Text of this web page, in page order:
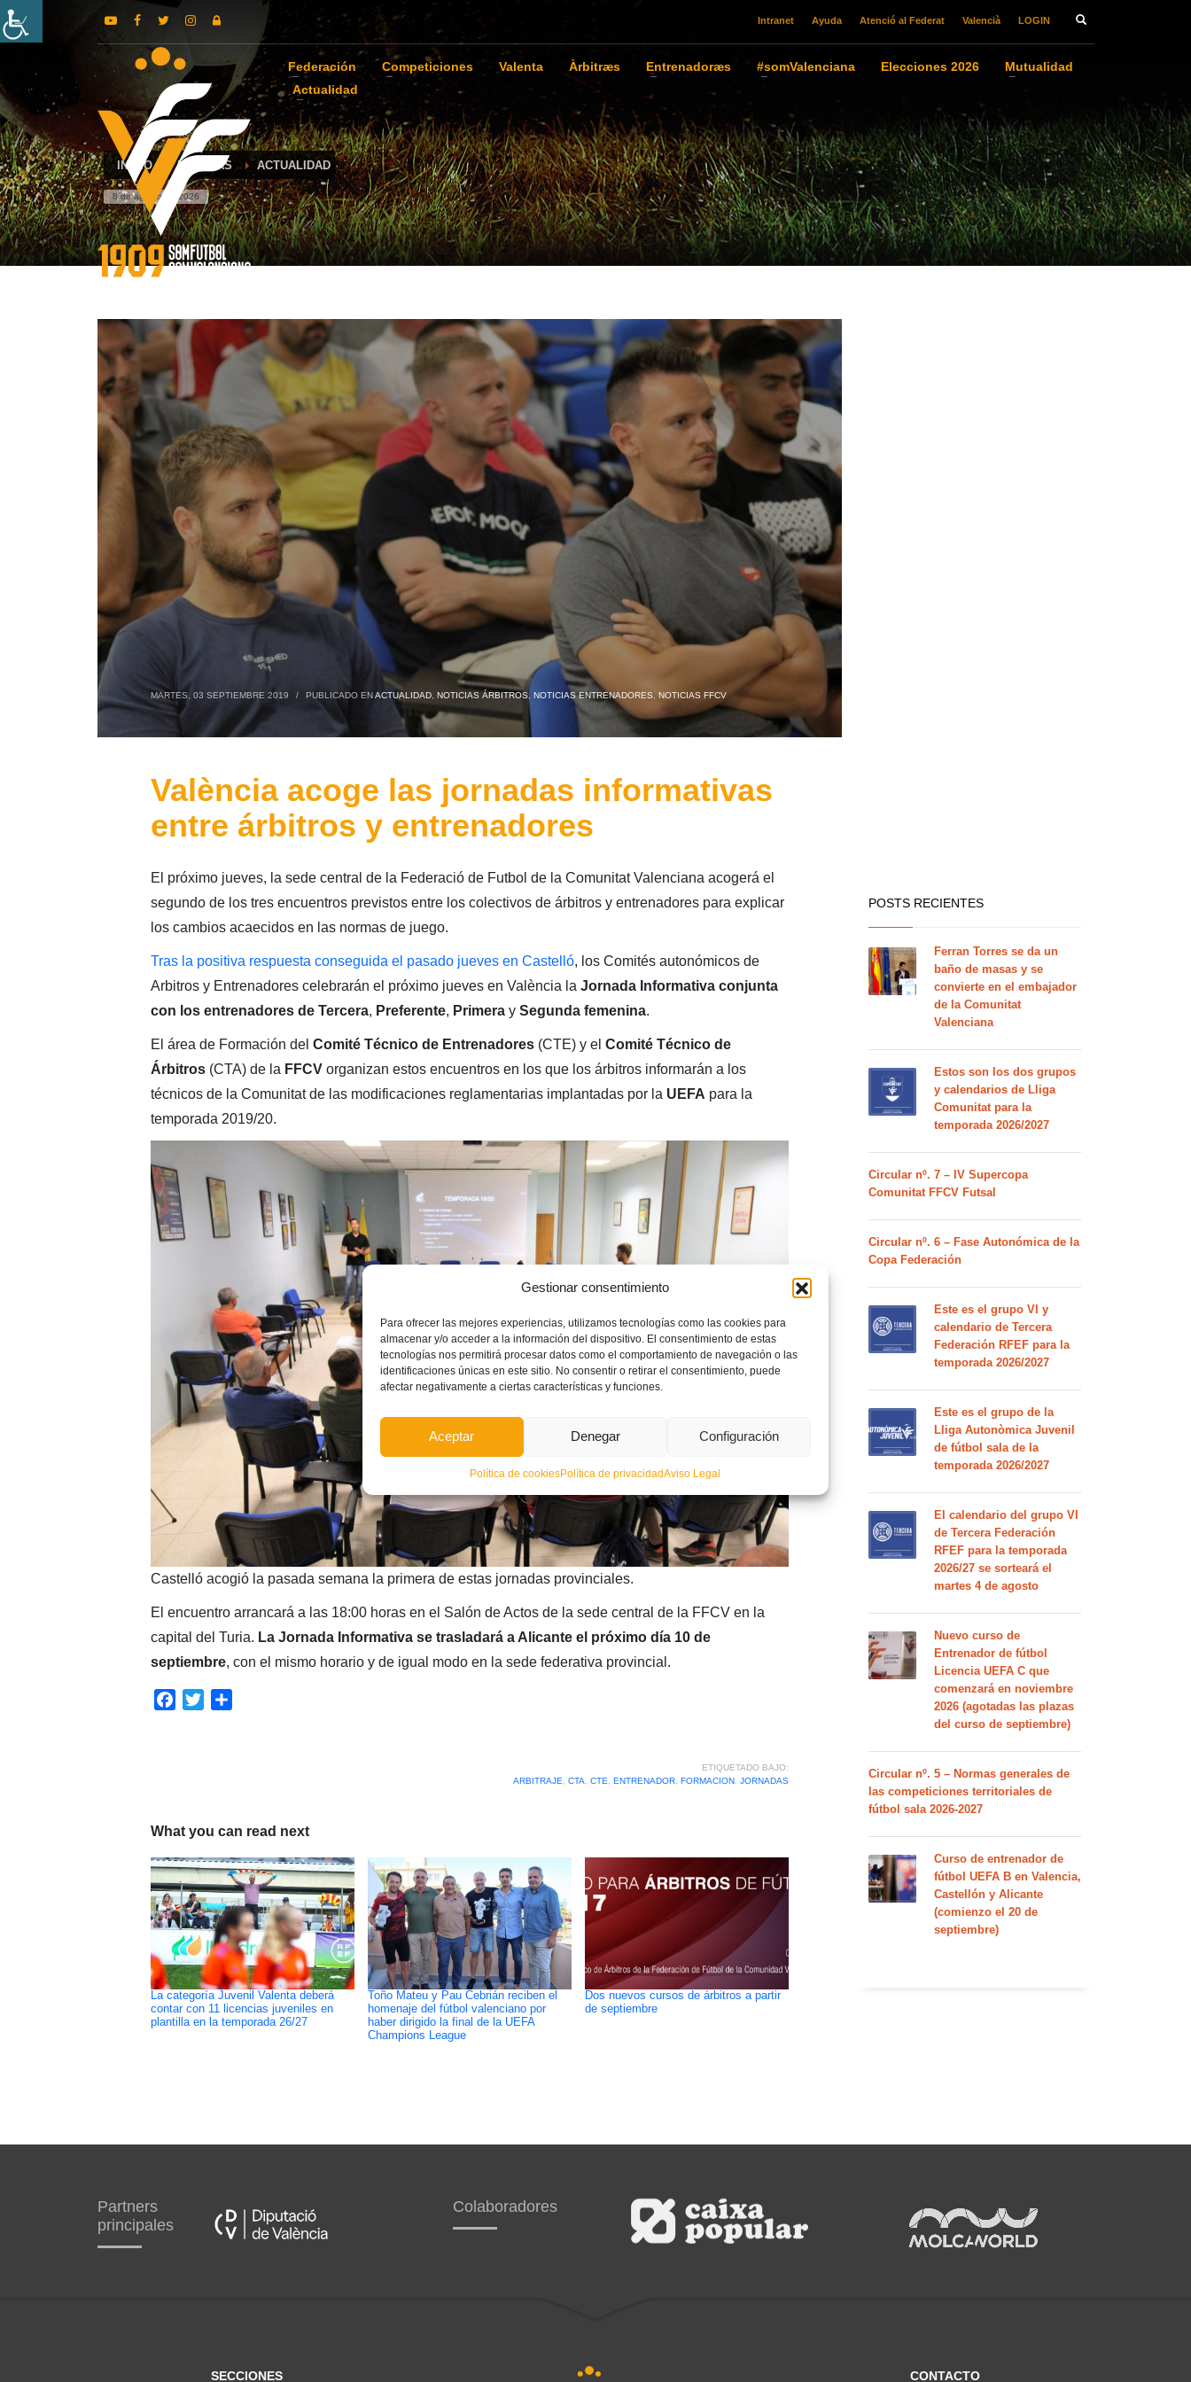
Gestionar consentimiento
Para ofrecer las mejores experiencias, utilizamos tecnologías como las cookies para
almacenar y/o acceder a la información del dispositivo. El consentimiento de estas
tecnologías nos permitirá procesar datos como el comportamiento de navegación o las
identificaciones únicas en este sitio. No consentir o retirar el consentimiento, puede
afectar negativamente a ciertas características y funciones.
Aceptar Denegar Configuración
Política de cookiesPolítica de privacidadAviso Legal
Intranet Ayuda Atenció al Federat Valencià LOGIN
Federación Competiciones Valenta Àrbitræs Entrenadoræs #somValenciana Elecciones 2026
Mutualidad
Actualidad
INICIO NOTICIAS ACTUALIDAD
8 de agosto de 2026
MARTES, 03 SEPTIEMBRE 2019 / PUBLICADO EN ACTUALIDAD, NOTICIAS ÁRBITROS, NOTICIAS ENTRENADORES, NOTICIAS FFCV
València acoge las jornadas informativas
entre árbitros y entrenadores
El próximo jueves, la sede central de la Federació de Futbol de la Comunitat Valenciana acogerá el
segundo de los tres encuentros previstos entre los colectivos de árbitros y entrenadores para explicar
los cambios acaecidos en las normas de juego.
Tras la positiva respuesta conseguida el pasado jueves en Castelló, los Comités autonómicos de
Arbitros y Entrenadores celebrarán el próximo jueves en València la Jornada Informativa conjunta
con los entrenadores de Tercera, Preferente, Primeray Segunda femenina.
El área de Formación del Comité Técnico de Entrenadores (CTE) y el Comité Técnico de
Árbitros(CTA) de la FFCVorganizan estos encuentros en los que los árbitros informarán a los
técnicos de la Comunitat de las modificaciones reglamentarias implantadas por la UEFA para la
temporada 2019/20.
Castelló acogió la pasada semana la primera de estas jornadas provinciales.
El encuentro arrancará a las 18:00 horas en el Salón de Actos de la sede central de la FFCV en la
capital del Turia. La Jornada Informativa se trasladará a Alicante el próximo día 10 de
septiembre, con el mismo horario y de igual modo en la sede federativa provincial.
Facebook
Twitter
ETIQUETADO BAJO:
ARBITRAJE
CTA CTE ENTRENADOR, FORMACION, JORNADAS
What you can read next
La categoría Juvenil Valenta deberá
contar con 11 licencias juveniles en
plantilla en la temporada 26/27
Toño Mateu y Pau Cebrián reciben el
homenaje del fútbol valenciano por
haber dirigido la final de la UEFA
Champions League
Dos nuevos cursos de árbitros a partir
de septiembre
POSTS RECIENTES
Ferran Torres se da un
baño de masas y se
convierte en el embajador
de la Comunitat
Valenciana
Estos son los dos grupos
y calendarios de Lliga
Comunitat para la
temporada 2026/2027
Circular nº. 7 – IV Supercopa
Comunitat FFCV Futsal
Circular nº. 6 – Fase Autonómica de la
Copa Federación
Este es el grupo VI y
calendario de Tercera
Federación RFEF para la
temporada 2026/2027
Este es el grupo de la
Lliga Autonòmica Juvenil
de fútbol sala de la
temporada 2026/2027
El calendario del grupo VI
de Tercera Federación
RFEF para la temporada
2026/27 se sorteará el
martes 4 de agosto
Nuevo curso de
Entrenador de fútbol
Licencia UEFA C que
comenzará en noviembre
2026 (agotadas las plazas
del curso de septiembre)
Circular nº. 5 – Normas generales de
las competiciones territoriales de
fútbol sala 2026-2027
Curso de entrenador de
fútbol UEFA B en Valencia,
Castellón y Alicante
(comienzo el 20 de
septiembre)
Partners
principales
Colaboradores
SECCIONES CONTACTO